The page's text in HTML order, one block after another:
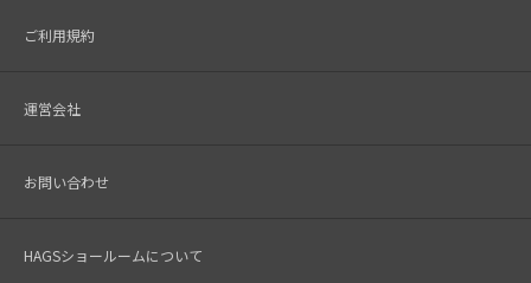
ご利用規約
運営会社
お問い合わせ
HAGSショールームについて